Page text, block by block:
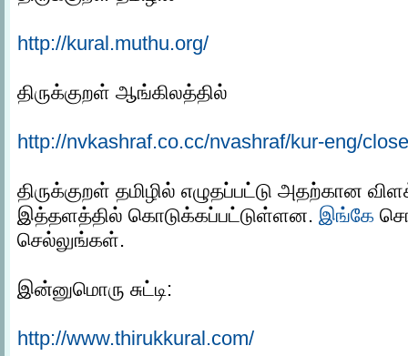
http://kural.muthu.org/
திருக்குறள் ஆங்கிலத்தில்
http://nvkashraf.co.cc/nvashraf/kur-eng/
திருக்குறள் தமிழில் எழுதப்பட்டு அதற்கான
இத்தளத்தில் கொடுக்கப்பட்டுள்ளன. இங்கே
செல்லுங்கள்.
இன்னுமொரு சுட்டி:
http://www.thirukkural.com/